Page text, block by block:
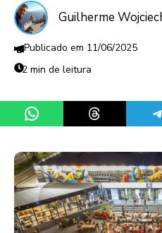
Guilherme
11/06/2025
2 min de leitura
Share on WhatsApp
Share on